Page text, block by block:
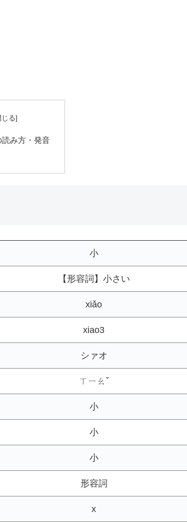
み方・発音
小
【形容詞】小さい
xiǎo
xiao3
シァオ
ㄒㄧㄠˇ
小
小
小
形容詞
x